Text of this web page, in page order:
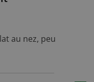
au nez, peu